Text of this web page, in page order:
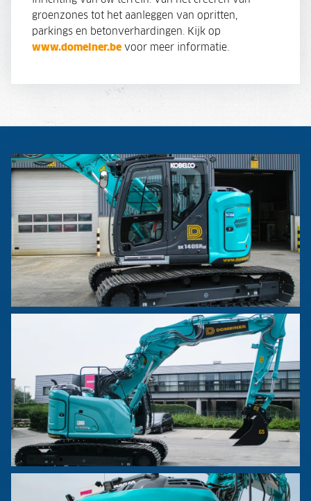
groenzones tot het aanleggen van opritten,
parkings en betonverhardingen. Kijk op
www.domeiner.be voor meer informatie.